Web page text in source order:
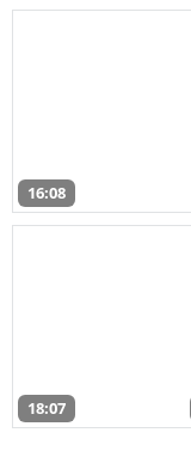
16:08
18:07